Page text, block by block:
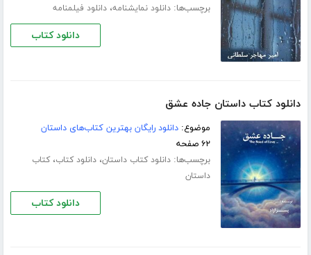
برچسب‌ها:دانلود نمایشنامه،دانلود فیلمنامه
دانلود کتاب
دانلود کتاب داستان جاده عشق
موضوع:دانلود رایگان بهترین کتاب‌های داستان
۶۲ صفحه
برچسب‌ها:دانلود کتاب داستان،دانلود کتاب،کتاب
داستان
دانلود کتاب